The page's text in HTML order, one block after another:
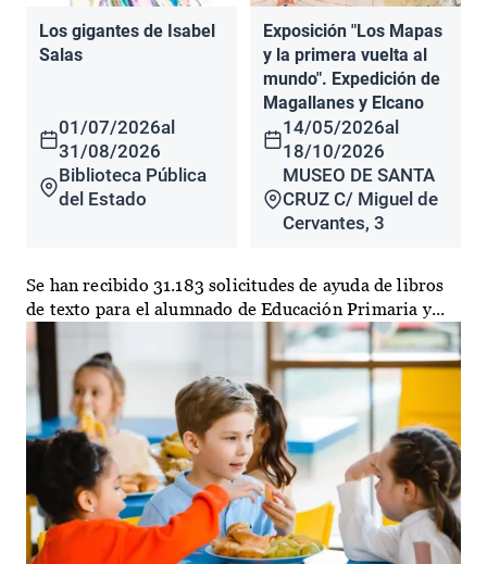
Los gigantes de Isabel
Salas
01/07/2026al
31/08/2026
Biblioteca Pública
del Estado
Exposición "Los Mapas
y la primera vuelta al
mundo". Expedición de
Magallanes y Elcano
14/05/2026al
18/10/2026
MUSEO DE SANTA
CRUZ C/ Miguel de
Cervantes, 3
Se han recibido 31.183 solicitudes de ayuda de libros
de texto para el alumnado de Educación Primaria y...